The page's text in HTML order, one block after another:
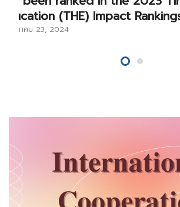
Education (THE) Impact
พฤษภาคม 23, 2024